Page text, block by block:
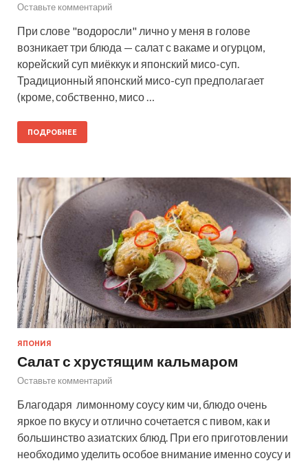
Оставьте комментарий
При слове "водоросли" лично у меня в голове
возникает три блюда — салат с вакаме и огурцом,
корейский суп миёккук и японский мисо-суп.
Традиционный японский мисо-суп предполагает
(кроме, собственно, мисо …
ПОДРОБНЕЕ
ЯПОНИЯ
Салат с хрустящим кальмаром
Оставьте комментарий
Благодаря лимонному соусу ким чи, блюдо очень
яркое по вкусу и отлично сочетается с пивом, как и
большинство азиатских блюд. При его приготовлении
необходимо уделить особое внимание именно соусу и